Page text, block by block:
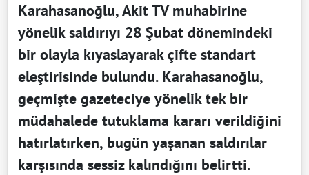
Karahasanoğlu, Akit TV muhabirine
yönelik saldırıyı 28 Şubat dönemindeki
bir olayla kıyaslayarak çifte standart
eleştirisinde bulundu. Karahasanoğlu,
geçmişte gazeteciye yönelik tek bir
müdahalede tutuklama kararı verildiğini
hatırlatırken, bugün yaşanan saldırılar
karşısında sessiz kalındığını belirtti.